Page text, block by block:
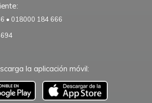
• 018000 184 666
la aplicación móvil:
–